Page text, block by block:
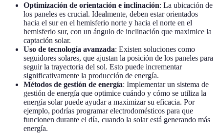
Optimización de orientación e inclinación: La ubicación de
los paneles es crucial. Idealmente, deben estar orientados
hacia el sur en el hemisferio norte y hacia el norte en el
hemisferio sur, con un ángulo de inclinación que maximice la
captación solar.
Uso de tecnología avanzada: Existen soluciones como
seguidores solares, que ajustan la posición de los paneles para
seguir la trayectoria del sol. Esto puede incrementar
significativamente la producción de energía.
Métodos de gestión de energía: Implementar un sistema de
gestión de energía que optimice cuándo y cómo se utiliza la
energía solar puede ayudar a maximizar su eficacia. Por
ejemplo, podrías programar electrodomésticos para que
funcionen durante el día, cuando la solar está generando más
energía.